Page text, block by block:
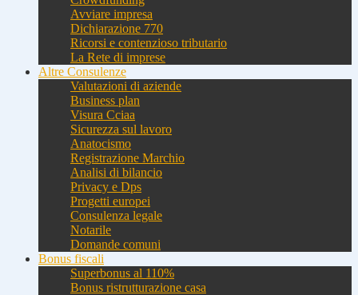
Avviare impresa
Dichiarazione 770
Ricorsi e contenzioso tributario
La Rete di imprese
Altre Consulenze
Valutazioni di aziende
Business plan
Visura Cciaa
Sicurezza sul lavoro
Anatocismo
Registrazione Marchio
Analisi di bilancio
Privacy e Dps
Progetti europei
Consulenza legale
Notarile
Domande comuni
Bonus fiscali
Superbonus al 110%
Bonus ristrutturazione casa